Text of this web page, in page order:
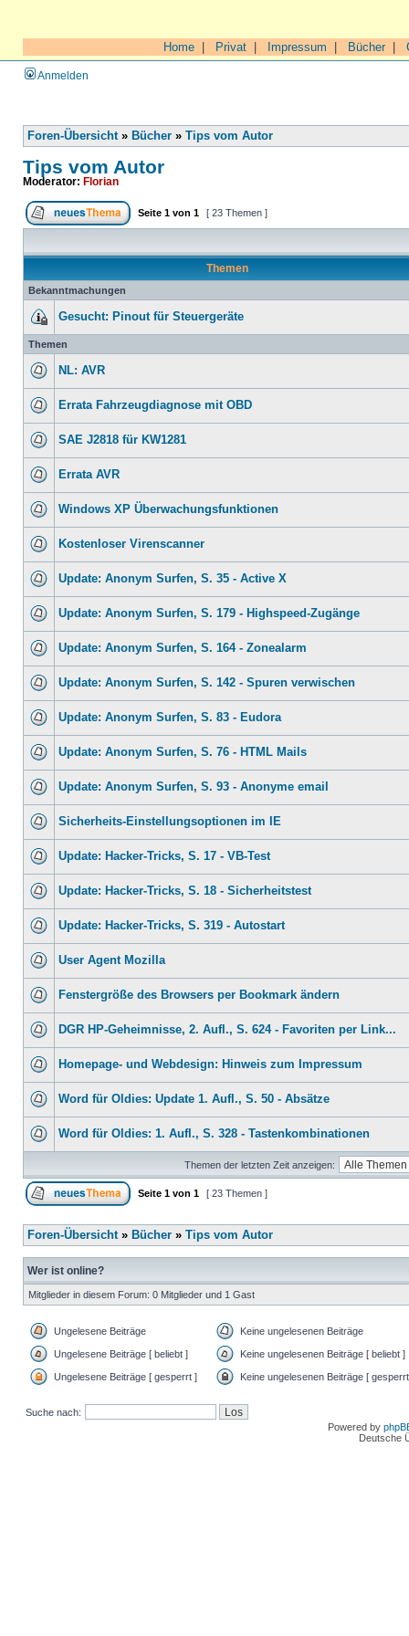
Home Privat Impressum Bücher|
Anmelden
Foren-Übersicht» Bücher » Tips vom Autor
Tips vom Autor
Moderator: Florian
Seite 1 von 1 [ 23 Themen ]
Themen
Bekanntmachungen
Gesucht: Pinout für Steuergeräte
Themen
NL: AVR
Errata Fahrzeugdiagnose mit OBD
SAE J2818 für KW1281
Errata AVR
Windows XP Überwachungsfunktionen
Kostenloser Virenscanner
Update: Anonym Surfen, S. 35 - Active X
Update: Anonym Surfen, S. 179 - Highspeed-Zugänge
Update: Anonym Surfen, S. 164 - Zonealarm
Update: Anonym Surfen, S. 142 - Spuren verwischen
Update: Anonym Surfen, S. 83 - Eudora
Update: Anonym Surfen, S. 76 - HTML Mails
Update: Anonym Surfen, S. 93 - Anonyme email
Sicherheits-Einstellungsoptionen im IE
Update: Hacker-Tricks, S. 17 - VB-Test
Update: Hacker-Tricks, S. 18 - Sicherheitstest
Update: Hacker-Tricks, S. 319 - Autostart
User Agent Mozilla
Fenstergröße des Browsers per Bookmark ändern
DGR HP-Geheimnisse, 2. Aufl., S. 624 - Favoriten per Link...
Homepage- und Webdesign: Hinweis zum Impressum
Word für Oldies: Update 1. Aufl., S. 50 - Absätze
Word für Oldies: 1. Aufl., S. 328 - Tastenkombinationen
Themen der letzten Zeit anzeigen:
Seite 1 von 1 [ 23 Themen ]
Foren-Übersicht» Bücher » Tips vom Autor
Wer ist online?
Mitglieder in diesem Forum: 0 Mitglieder und 1 Gast
Ungelesene Beiträge Keine ungelesenen Beiträge
Ungelesene Beiträge [ beliebt ] Keine ungelesenen Beiträge [ beliebt ]
Ungelesene Beiträge [ gesperrt ] Keine ungelesenen Beiträge [
Suche nach:
Powered by
Deutsche